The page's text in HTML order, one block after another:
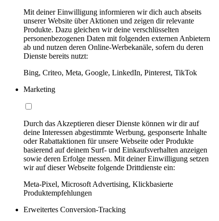
Mit deiner Einwilligung informieren wir dich auch abseits
unserer Website über Aktionen und zeigen dir relevante
Produkte. Dazu gleichen wir deine verschlüsselten
personenbezogenen Daten mit folgenden externen Anbietern
ab und nutzen deren Online-Werbekanäle, sofern du deren
Dienste bereits nutzt:
Bing, Criteo, Meta, Google, LinkedIn, Pinterest, TikTok
Marketing
Durch das Akzeptieren dieser Dienste können wir dir auf
deine Interessen abgestimmte Werbung, gesponserte Inhalte
oder Rabattaktionen für unsere Webseite oder Produkte
basierend auf deinem Surf- und Einkaufsverhalten anzeigen
sowie deren Erfolge messen. Mit deiner Einwilligung setzen
wir auf dieser Webseite folgende Drittdienste ein:
Meta-Pixel, Microsoft Advertising, Klickbasierte
Produktempfehlungen
Erweitertes Conversion-Tracking